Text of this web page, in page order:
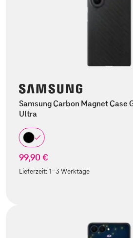
Samsung Carbon Magnet Case
Ultra
99,90 €
Lieferzeit:1-3 Werktage